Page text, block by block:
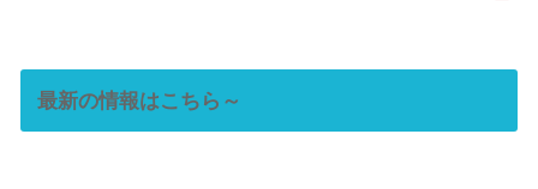
最新の情報はこちら～